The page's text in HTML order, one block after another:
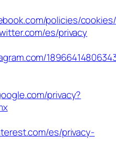
policies/cookies/
es/privacy
privacy?
es/privacy-